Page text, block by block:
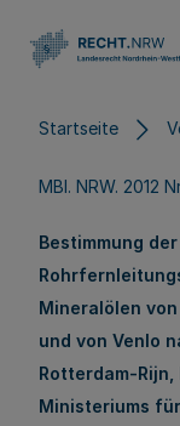
Startseite
MBl. NRW. 2012
Bestimmung
Mineralölen
und von Venlo
Rotterdam-Rijn,
Ministeriums